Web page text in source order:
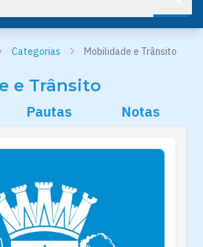
Categorias Mobilidade e Trânsito
e Trânsito
Pautas Notas